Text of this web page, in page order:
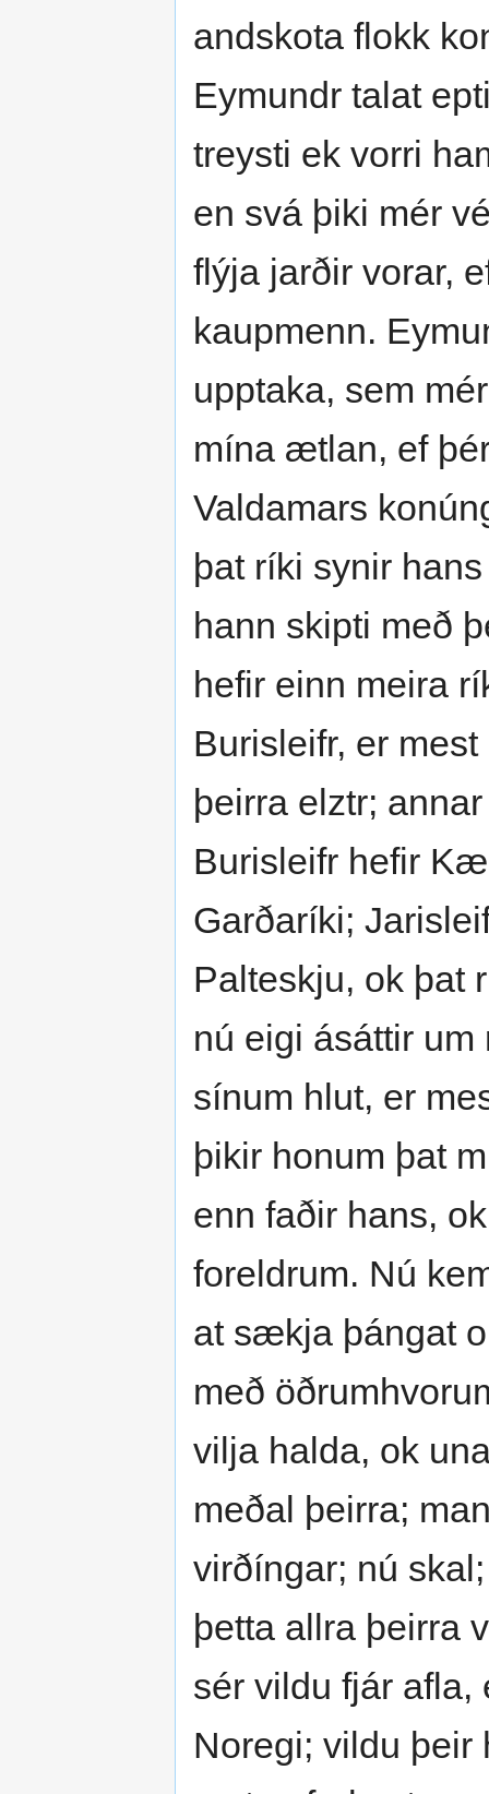
andskota flokk
Eymundr talat
treysti ek vorri
en svá þiki mér
flýja jarðir vorar,
kaupmenn.
upptaka, sem
mína ætlan, ef
Valdamars
þat ríki synir
hann skipti með
hefir einn meira
Burisleifr, er
þeirra elztr;
Burisleifr hefir
Garðaríki;
Palteskju, ok þat
nú eigi ásáttir
sínum hlut, er
þikir honum þat
enn faðir hans,
foreldrum. Nú
at sækja þángat
með
vilja halda, ok
meðal þeirra;
virðíngar; nú
þetta allra þeirra
sér vildu fjár afla,
Noregi; vildu þeir